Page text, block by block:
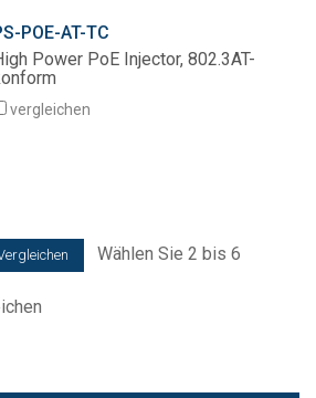
POE-AT-TC
Power PoE Injector, 802.3AT-
vergleichen
Wählen Sie 2 bis 6